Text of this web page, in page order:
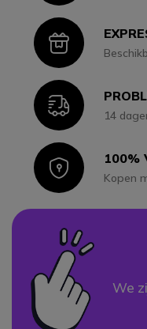
Icon
Icon14
Icon100%
Kopen
We